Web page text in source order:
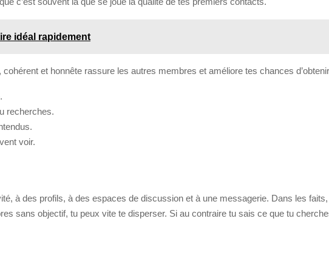
idéal rapidement
et honnête rassure les autres membres et améliore tes chances
recherches.
voir.
à des profils, à des espaces de discussion et à une messagerie. Dans les faits,
sans objectif, tu peux vite te disperser. Si au contraire tu sais ce que tu